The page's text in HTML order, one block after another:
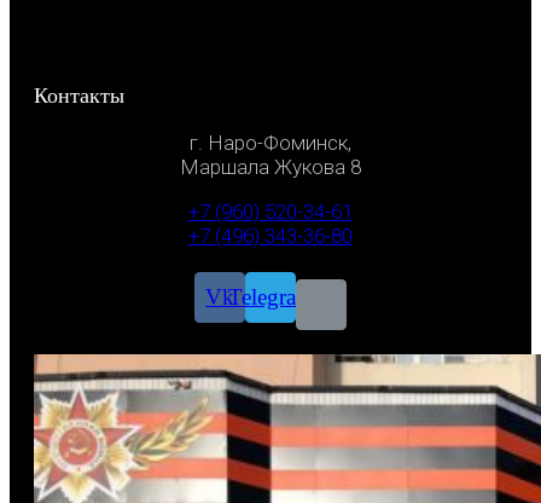
Контакты
г. Наро-Фоминск,
Маршала Жукова 8
+7 (960) 520-34-61
+7 (496) 343-36-80
VkTelegram